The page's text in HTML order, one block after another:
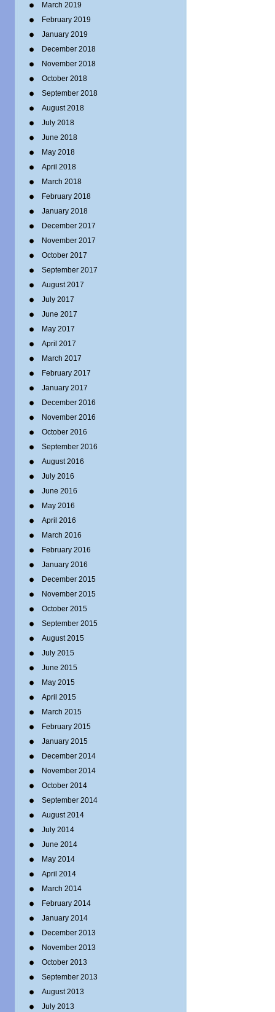
March 2019
February 2019
January 2019
December 2018
November 2018
October 2018
September 2018
August 2018
July 2018
June 2018
May 2018
April 2018
March 2018
February 2018
January 2018
December 2017
November 2017
October 2017
September 2017
August 2017
July 2017
June 2017
May 2017
April 2017
March 2017
February 2017
January 2017
December 2016
November 2016
October 2016
September 2016
August 2016
July 2016
June 2016
May 2016
April 2016
March 2016
February 2016
January 2016
December 2015
November 2015
October 2015
September 2015
August 2015
July 2015
June 2015
May 2015
April 2015
March 2015
February 2015
January 2015
December 2014
November 2014
October 2014
September 2014
August 2014
July 2014
June 2014
May 2014
April 2014
March 2014
February 2014
January 2014
December 2013
November 2013
October 2013
September 2013
August 2013
July 2013